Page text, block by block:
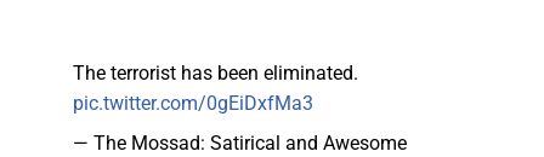
The terrorist has been eliminated.
pic.twitter.com/0gEiDxfMa3
— The Mossad: Satirical and Awesome